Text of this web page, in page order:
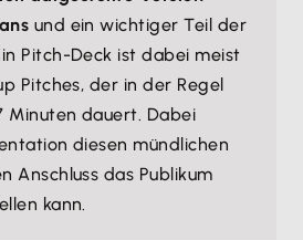
und ein wichtiger Teil der
Pitch-Deck ist dabei meist
Pitches, der in der Regel
Minuten dauert. Dabei
diesen mündlichen
Anschluss das Publikum
kann.